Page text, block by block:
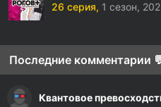
26 серия, 1 сезон,
Последние комментарии
Квантовое